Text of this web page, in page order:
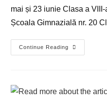
mai și 23 iunie Clasa a
Școala Gimnazială nr. 20
Continue Reading